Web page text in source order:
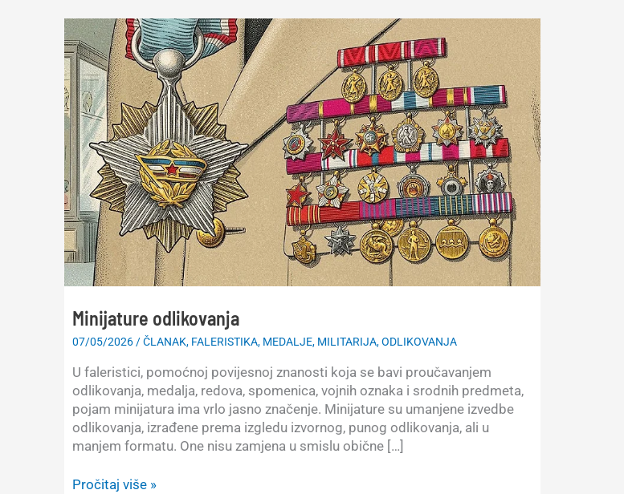
Minijature odlikovanja
07/05/2026 /ČLANAK, FALERISTIKA, MEDALJE, MILITARIJA,ODLIKOVANJA
U faleristici, pomoćnoj povijesnoj znanosti koja se bavi proučavanjem
odlikovanja, medalja, redova, spomenica, vojnih oznaka i srodnih predmeta,
pojam minijatura ima vrlo jasno značenje. Minijature su umanjene izvedbe
odlikovanja, izrađene prema izgledu izvornog, punog odlikovanja, ali u
manjem formatu. One nisu zamjena u smislu obične […]
Minijature
Pročitaj više »